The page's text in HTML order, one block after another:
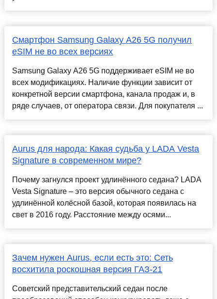
Смартфон Samsung Galaxy A26 5G получил
eSIM не во всех версиях
Samsung Galaxy A26 5G поддерживает eSIM не во
всех модификациях. Наличие функции зависит от
конкретной версии смартфона, канала продаж и, в
ряде случаев, от оператора связи. Для покупателя ...
Aurus для народа: Какая судьба у LADA Vesta
Signature в современном мире?
Почему загнулся проект удлинённого седана? LADA
Vesta Signature – это версия обычного седана с
удлинённой колёсной базой, которая появилась на
свет в 2016 году. Расстояние между осями...
Зачем нужен Aurus, если есть это: Сеть
восхитила роскошная версия ГАЗ-21
Советский представительский седан после